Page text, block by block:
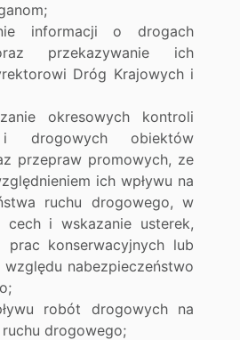
informacji o drogach
przekazywanie ich
Dróg Krajowych i
okresowych kontroli
obiektów
przepraw promowych, ze
ich wpływu na
ruchu drogowego, w
i wskazanie usterek,
prac konserwacyjnych lub
nabezpieczeństwo
robót drogowych na
drogowego;